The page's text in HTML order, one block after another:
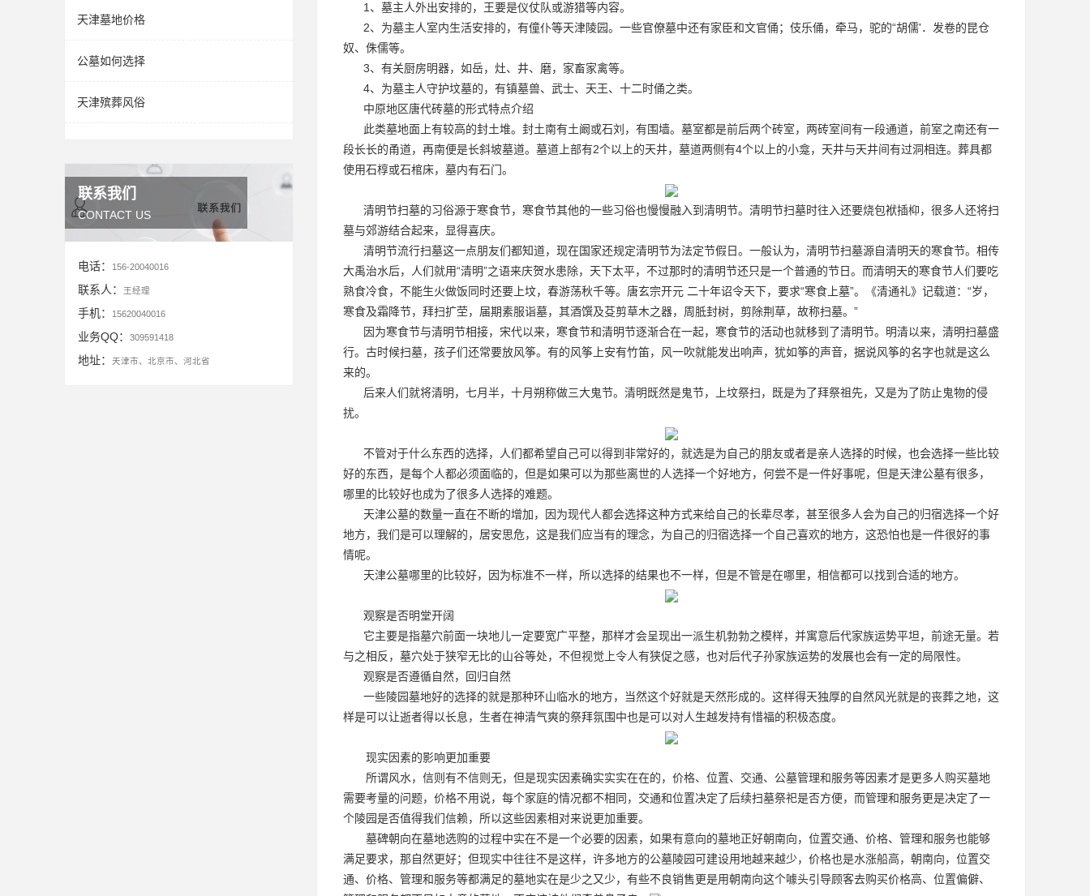
天津墓地价格
公墓如何选择
天津殡葬风俗
联系我们
CONTACT US
电话： 156-20040016
联系人： 王经理
手机： 15620040016
业务QQ： 309591418
地址： 天津市、北京市、河北省
1、墓主人外出安排的，王要是仪仗队或游猎等内容。
2、为墓主人室内生活安排的，有僮仆等天津陵园。一些官僚墓中还有家臣和文官俑；伎乐俑，牵马，驼的“胡儒'．发卷的昆仓
奴、侏儒等。
3、有关厨房明器，如岳，灶、井、磨，家畜家禽等。
4、为墓主人守护坟墓的，有镇墓兽、武士、天王、十二时俑之类。
中原地区唐代砖墓的形式特点介绍
此类墓地面上有较高的封土堆。封土南有土阚或石刘，有围墙。墓室都是前后两个砖室，两砖室间有一段通道，前室之南还有一
段长长的甬道，再南便是长斜坡墓道。墓道上部有2个以上的天井，墓道两侧有4个以上的小龛，天井与天井间有过洞相连。葬具都
使用石椁或石棺床，墓内有石门。
清明节扫墓的习俗源于寒食节，寒食节其他的一些习俗也慢慢融入到清明节。清明节扫墓时往入还要烧包袱插枊，很多人还将扫
墓与郊游结合起来，显得喜庆。
清明节流行扫墓这一点朋友们都知道，现在国家还规定清明节为法定节假日。一般认为，清明节扫墓源自清明天的寒食节。相传
大禹治水后，人们就用“清明”之语来庆贺水患除，天下太平，不过那时的清明节还只是一个普通的节日。而清明天的寒食节人们要吃
熟食冷食，不能生火做饭同时还要上坟，春游荡秋千等。唐玄宗开元 二十年诏令天下，要求“寒食上墓”。《清通礼》记载道：“岁，
寒食及霜降节，拜扫扩茔，届期素服诣墓，其酒馔及芟剪草木之器，周胝封树，剪除荆草，故称扫墓。”
因为寒食节与清明节相接，宋代以来，寒食节和清明节逐渐合在一起，寒食节的活动也就移到了清明节。明清以来，清明扫墓盛
行。古时候扫墓，孩子们还常要放风筝。有的风筝上安有竹笛，风一吹就能发出响声，犹如筝的声音，据说风筝的名字也就是这么
来的。
后来人们就将清明，七月半，十月朔称做三大鬼节。清明既然是鬼节，上坟祭扫，既是为了拜祭祖先，又是为了防止鬼物的侵
扰。
不管对于什么东西的选择，人们都希望自己可以得到非常好的，就选是为自己的朋友或者是亲人选择的时候，也会选择一些比较
好的东西，是每个人都必须面临的，但是如果可以为那些离世的人选择一个好地方，何尝不是一件好事呢，但是天津公墓有很多，
哪里的比较好也成为了很多人选择的难题。
天津公墓的数量一直在不断的增加，因为现代人都会选择这种方式来给自己的长辈尽孝，甚至很多人会为自己的归宿选择一个好
地方，我们是可以理解的，居安思危，这是我们应当有的理念，为自己的归宿选择一个自己喜欢的地方，这恐怕也是一件很好的事
情呢。
天津公墓哪里的比较好，因为标准不一样，所以选择的结果也不一样，但是不管是在哪里，相信都可以找到合适的地方。
观察是否明堂开阔
它主要是指墓穴前面一块地儿一定要宽广平整，那样才会呈现出一派生机勃勃之模样，并寓意后代家族运势平坦，前途无量。若
与之相反，墓穴处于狭窄无比的山谷等处，不但视觉上令人有狭促之感，也对后代子孙家族运势的发展也会有一定的局限性。
观察是否遵循自然，回归自然
一些陵园墓地好的选择的就是那种环山临水的地方，当然这个好就是天然形成的。这样得天独厚的自然风光就是的丧葬之地，这
样是可以让逝者得以长息，生者在神清气爽的祭拜氛围中也是可以对人生越发持有惜福的积极态度。
现实因素的影响更加重要
所谓风水，信则有不信则无，但是现实因素确实实实在在的，价格、位置、交通、公墓管理和服务等因素才是更多人购买墓地
需要考量的问题，价格不用说，每个家庭的情况都不相同，交通和位置决定了后续扫墓祭祀是否方便，而管理和服务更是决定了一
个陵园是否值得我们信赖，所以这些因素相对来说更加重要。
墓碑朝向在墓地选购的过程中实在不是一个必要的因素，如果有意向的墓地正好朝南向，位置交通、价格、管理和服务也能够
满足要求，那自然更好；但现实中往往不是这样，许多地方的公墓陵园可建设用地越来越少，价格也是水涨船高，朝南向，位置交
通、价格、管理和服务等都满足的墓地实在是少之又少，有些不良销售更是用朝南向这个噱头引导顾客去购买价格高、位置偏僻、